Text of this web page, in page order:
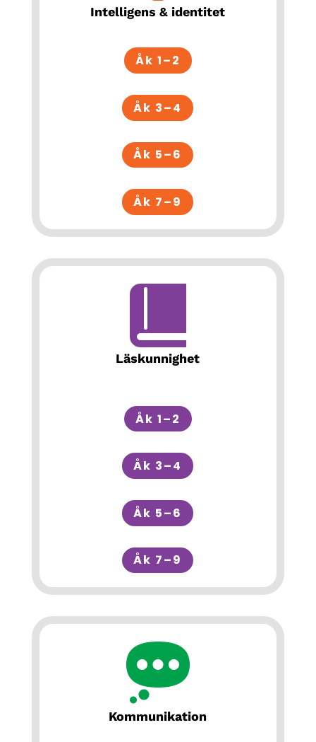
Intelligens & identitet
Åk 1–2
Åk 3–4
Åk 5–6
Åk 7–9
Läskunnighet
Åk 1–2
Åk 3–4
Åk 5–6
Åk 7–9
Kommunikation